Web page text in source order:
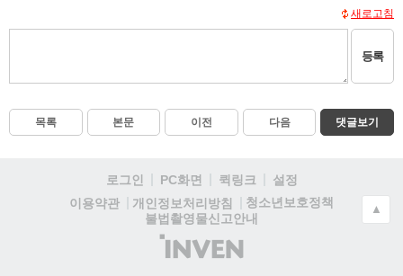
새로고침
등록
목록 본문 이전 다음 댓글보기
로그인 PC화면 퀵링크
설정
이용약관
개인정보처리방침
청소년보호정책
불법촬영물신고안내
(주)
인
▲